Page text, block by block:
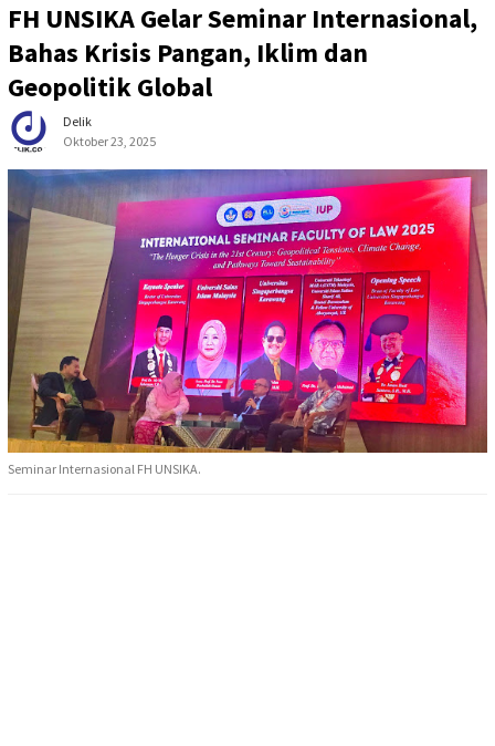
FH UNSIKA Gelar Seminar Internasional,
Bahas Krisis Pangan, Iklim dan
Geopolitik Global
Delik
Oktober 23, 2025
Seminar Internasional FH UNSIKA.